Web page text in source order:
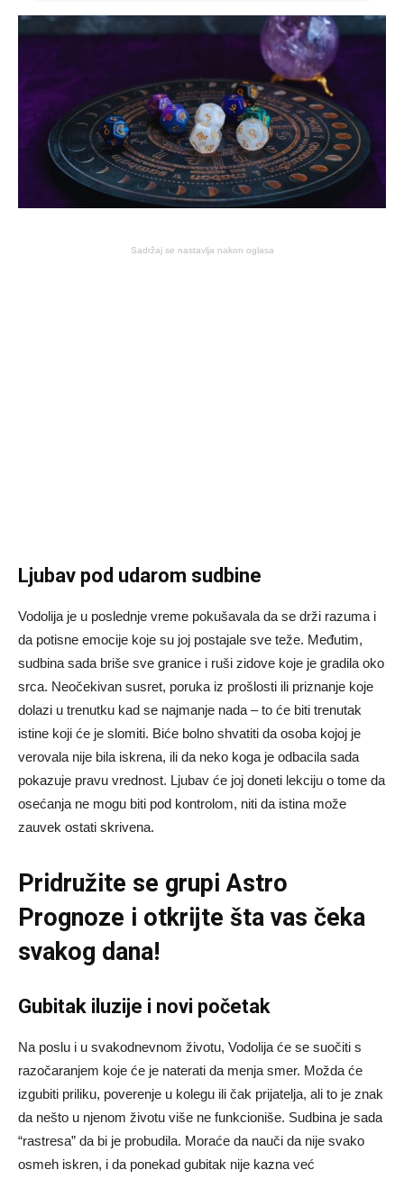
Sadržaj se nastavlja nakon oglasa
Ljubav pod udarom sudbine
Vodolija je u poslednje vreme pokušavala da se drži razuma i
da potisne emocije koje su joj postajale sve teže. Međutim,
sudbina sada briše sve granice i ruši zidove koje je gradila oko
srca. Neočekivan susret, poruka iz prošlosti ili priznanje koje
dolazi u trenutku kad se najmanje nada – to će biti trenutak
istine koji će je slomiti. Biće bolno shvatiti da osoba kojoj je
verovala nije bila iskrena, ili da neko koga je odbacila sada
pokazuje pravu vrednost. Ljubav će joj doneti lekciju o tome da
osećanja ne mogu biti pod kontrolom, niti da istina može
zauvek ostati skrivena.
Pridružite se grupiAstro
Prognoze i otkrijte šta vas čeka
svakog dana!
Gubitak iluzije i novi početak
Na poslu i u svakodnevnom životu, Vodolija će se suočiti s
razočaranjem koje će je naterati da menja smer. Možda će
izgubiti priliku, poverenje u kolegu ili čak prijatelja, ali to je znak
da nešto u njenom životu više ne funkcioniše. Sudbina je sada
“rastresa” da bi je probudila. Moraće da nauči da nije svako
osmeh iskren, i da ponekad gubitak nije kazna već